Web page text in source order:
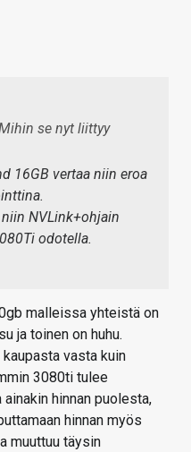
se nyt liittyy
16GB vertaa niin eroa
NVLink+ohjain
odotella.
malleissa yhteistä on
ja toinen on huhu.
vasta kuin
3080ti tulee
hinnan puolesta,
hinnan myös
muuttuu täysin